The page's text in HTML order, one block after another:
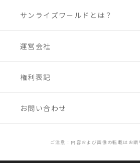
サンライズワールドとは？
運営会社
権利表記
お問い合わせ
ご注意：内容および画像の転載はお断